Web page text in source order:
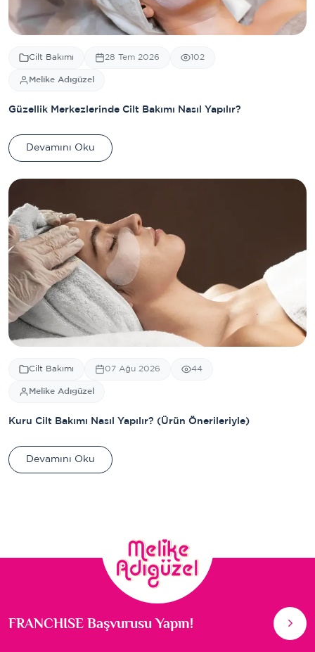
Cilt Bakımı 28 Tem 2026 102
Melike Adıgüzel
Güzellik Merkezlerinde Cilt Bakımı Nasıl Yapılır?
Devamını Oku
Cilt Bakımı 07 Ağu 2026 44
Melike Adıgüzel
Kuru Cilt Bakımı Nasıl Yapılır? (Ürün Önerileriyle)
Devamını Oku
FRANCHISE Başvurusu Yapın!